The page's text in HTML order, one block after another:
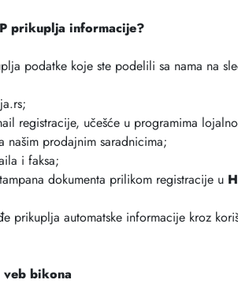
prikuplja informacije?
podatke koje ste podelili sa nama na
registracije, učešće u programima
prodajnim saradnicima;
i faksa;
dokumenta prilikom registracije u
prikuplja automatske informacije kroz
bikona